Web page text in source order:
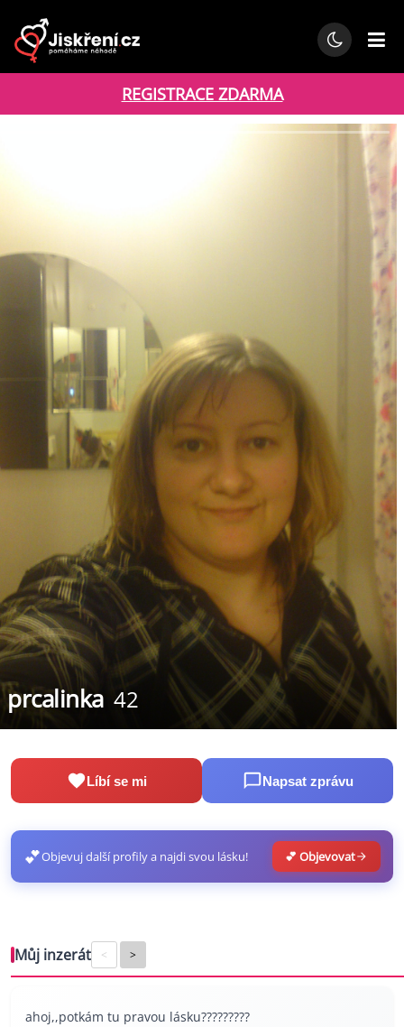
REGISTRACE ZDARMA
prcalinka 42
Líbí se mi Napsat zprávu
💕Objevuj další profily a najdi svou lásku! 💕 Objevovat
Můj inzerát < >
ahoj,,potkám tu pravou lásku?????????